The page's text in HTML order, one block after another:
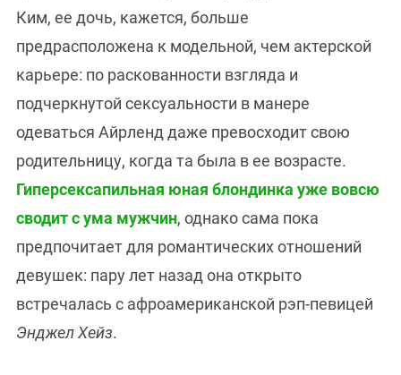
Ким, ее дочь, кажется, больше
предрасположена к модельной, чем актерской
карьере: по раскованности взгляда и
подчеркнутой сексуальности в манере
одеваться Айрленд даже превосходит свою
родительницу, когда та была в ее возрасте.
Гиперсексапильная юная блондинка уже вовсю
сводит с ума мужчин, однако сама пока
предпочитает для романтических отношений
девушек: пару лет назад она открыто
встречалась с афроамериканской рэп-певицей
Энджел Хейз.